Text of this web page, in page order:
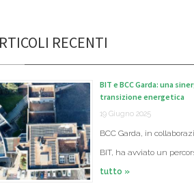
RECENTI
BIT e BCC Garda: una
transizione energetica
19 Giugno 2025
BCC Garda, in
BIT, ha avviato un
tutto »